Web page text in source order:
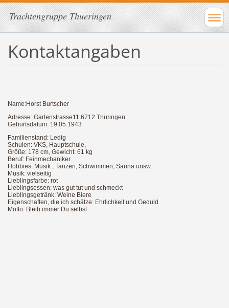
Trachtengruppe Thueringen
Kontaktangaben
Name:Horst Burtscher
Adresse: Gartenstrasse11 6712 Thüringen
Geburtsdatum: 19.05.1943
Familienstand: Ledig
Schulen: VKS, Hauptschule,
Größe: 178 cm, Gewicht: 61 kg
Beruf: Feinmechaniker
Hobbies: Musik , Tanzen, Schwimmen, Sauna unsw.
Musik: vielseitig
Lieblingsfarbe: rot
Lieblingsessen: was gut tut und schmeckt
Lieblingsgetränk: Weine Biere
Eigenschaften, die ich schätze: Ehrlichkeit und Geduld
Motto: Bleib immer Du selbst